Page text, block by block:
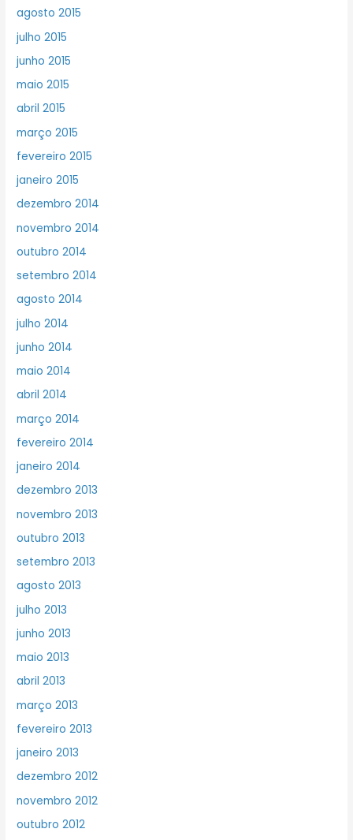
agosto 2015
julho 2015
junho 2015
maio 2015
abril 2015
março 2015
fevereiro 2015
janeiro 2015
dezembro 2014
novembro 2014
outubro 2014
setembro 2014
agosto 2014
julho 2014
junho 2014
maio 2014
abril 2014
março 2014
fevereiro 2014
janeiro 2014
dezembro 2013
novembro 2013
outubro 2013
setembro 2013
agosto 2013
julho 2013
junho 2013
maio 2013
abril 2013
março 2013
fevereiro 2013
janeiro 2013
dezembro 2012
novembro 2012
outubro 2012